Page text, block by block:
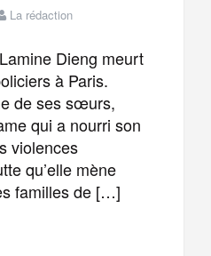
La rédaction
Dieng meurt
à Paris.
de ses sœurs,
qui a nourri son
violences
qu’elle mène
familles de […]